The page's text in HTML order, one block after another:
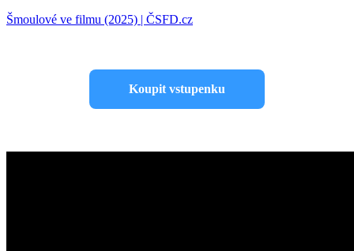
Šmoulové ve filmu (2025) | ČSFD.cz
Koupit vstupenku